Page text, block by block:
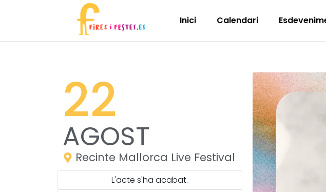
Inici Calendari
22
AGOST
Recinte Mallorca Live Festival
L'acte s'ha acabat.